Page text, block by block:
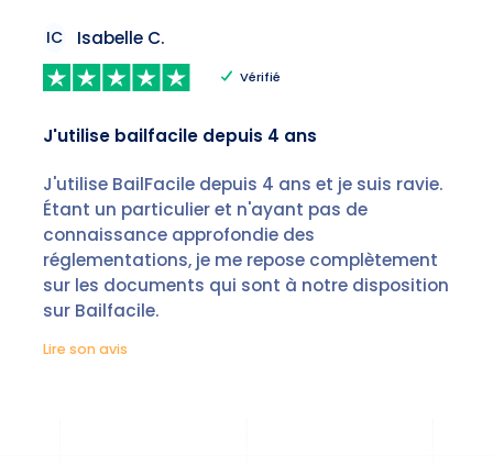
IC Isabelle C.
Vérifié
J'utilise bailfacile depuis 4 ans
J'utilise BailFacile depuis 4 ans et je suis ravie.
Étant un particulier et n'ayant pas de
connaissance approfondie des
réglementations, je me repose complètement
sur les documents qui sont à notre disposition
sur Bailfacile.
Lire son avis